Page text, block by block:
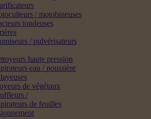
/ motobineuses
tondeuses
/ pulvérisateurs
haute pression
eau / poussière
de végétaux
/
de feuilles